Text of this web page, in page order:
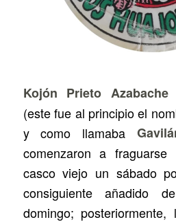
Kojón Prieto
(este fue al principio el
y como llamaba
comenzaron a
casco viejo un sábado
consiguiente añadido
domingo;